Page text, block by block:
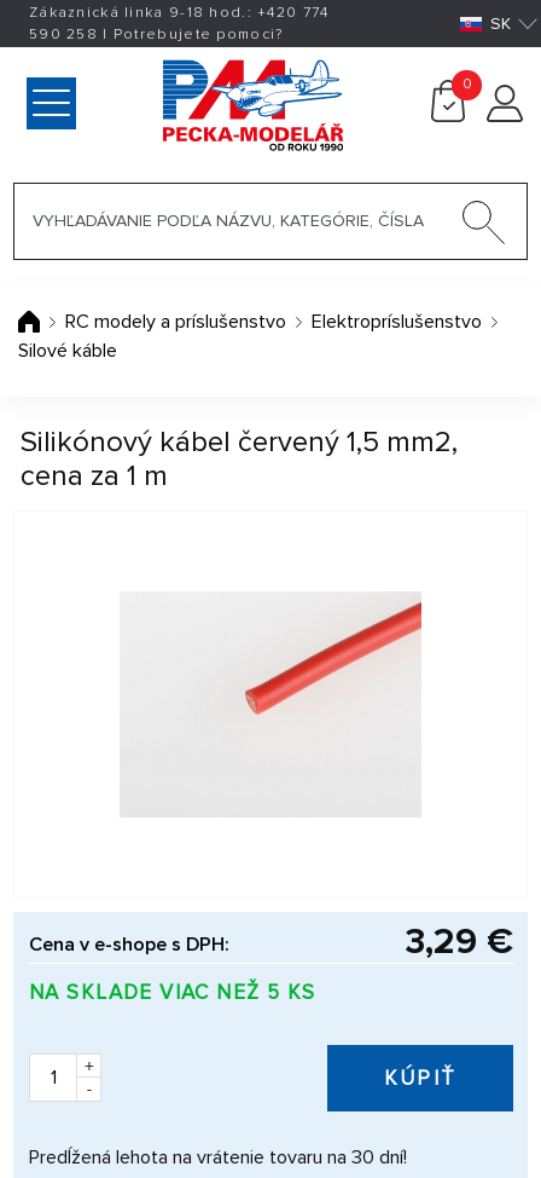
Zákaznická linka 9-18 hod.:+420 774
590 258 | Potrebujete pomoci? SK
0
RC modely a príslušenstvo
Elektropríslušenstvo
Silové káble
Silikónový kábel červený 1,5 mm2,
cena za 1 m
Cena v e-shope s DPH: 3,29 €
NA SKLADE VIAC NEŽ 5 KS
+
-
KÚPIŤ
Predĺžená lehota na vrátenie tovaru na 30 dní!